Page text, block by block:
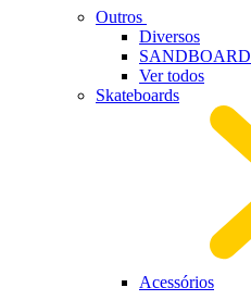
Outros
Diversos
SANDBOARD
Ver todos
Skateboards
Acessórios